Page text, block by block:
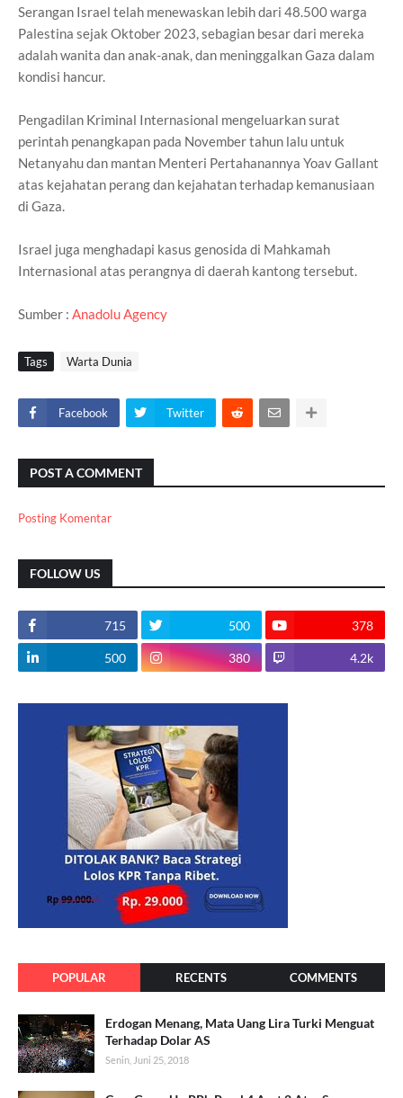
Serangan Israel telah menewaskan lebih dari 48.500 warga
Palestina sejak Oktober 2023, sebagian besar dari mereka
adalah wanita dan anak-anak, dan meninggalkan Gaza dalam
kondisi hancur.
Pengadilan Kriminal Internasional mengeluarkan surat
perintah penangkapan pada November tahun lalu untuk
Netanyahu dan mantan Menteri Pertahanannya Yoav Gallant
atas kejahatan perang dan kejahatan terhadap kemanusiaan
di Gaza.
Israel juga menghadapi kasus genosida di Mahkamah
Internasional atas perangnya di daerah kantong tersebut.
Sumber : Anadolu Agency
Tags Warta Dunia
Facebook Twitter
POST A COMMENT
Posting Komentar
FOLLOW US
715 500 378
500 380 4.2k
POPULAR RECENTS COMMENTS
Erdogan Menang, Mata Uang Lira Turki Menguat
Terhadap Dolar AS
Senin, Juni 25, 2018